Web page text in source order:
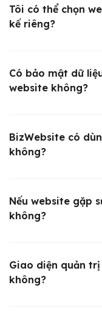
Tôi có thể chọn
kế riêng?
Có bảo mật dữ
website không?
BizWebsite có
không?
Nếu website gặp
không?
Giao diện quản
không?